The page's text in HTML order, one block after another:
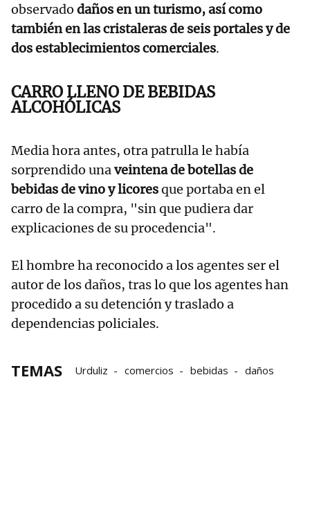
observado daños en un turismo, así como
también en las cristaleras de seis portales y de
dos establecimientos comerciales.
CARRO LLENO DE BEBIDAS
ALCOHÓLICAS
Media hora antes, otra patrulla le había
sorprendido unaveintena de botellas de
bebidas de vino y licoresque portaba en el
carro de la compra, "sin que pudiera dar
explicaciones de su procedencia".
El hombre ha reconocido a los agentes ser el
autor de los daños, tras lo que los agentes han
procedido a su detención y traslado a
dependencias policiales.
TEMAS Urduliz comercios bebidas daños